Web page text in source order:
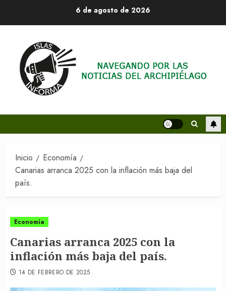
6 de agosto de 2026
Inicio
Economía
Canarias arranca 2025 con la inflación más baja del
país.
Economía
Canarias arranca 2025 con la
inflación más baja del país.
14 DE FEBRERO DE 2025